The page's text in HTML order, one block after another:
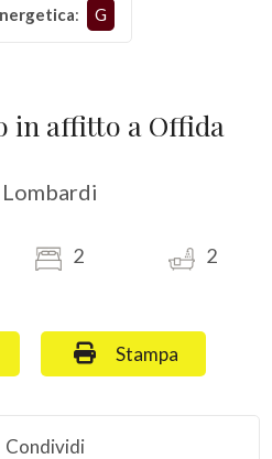
: G
in affitto a Offida
2 2
28 Stampa: Cod. 28
Stampa
Condividi
Condividi